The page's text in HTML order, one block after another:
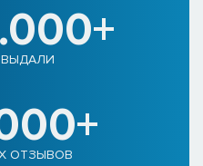
ОТЗЫВОВ